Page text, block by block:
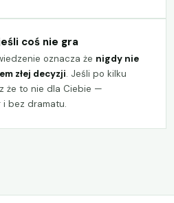
coś nie gra
oznacza że nigdy nie
złej decyzji. Jeśli po kilku
że to nie dla Ciebie —
i bez dramatu.